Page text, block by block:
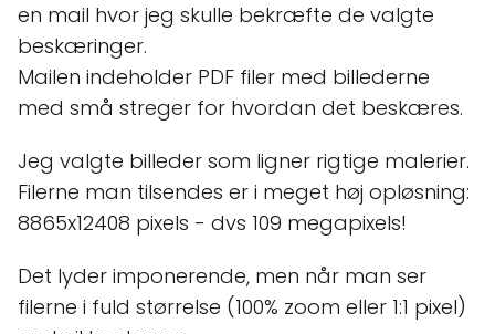
en mail hvor jeg skulle bekræfte de valgte
beskæringer.
Mailen indeholder PDF filer med billederne
med små streger for hvordan det beskæres.
Jeg valgte billeder som ligner rigtige malerier.
Filerne man tilsendes er i meget høj opløsning:
8865x12408 pixels - dvs 109 megapixels!
Det lyder imponerende, men når man ser
filerne i fuld størrelse (100% zoom eller 1:1 pixel)